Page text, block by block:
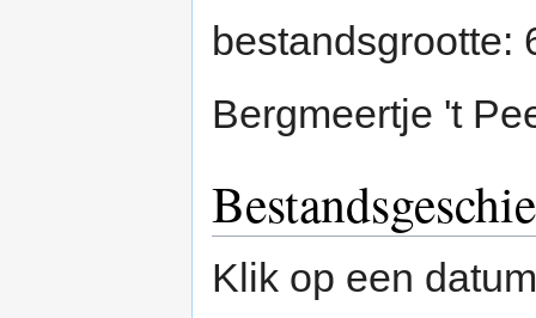
bestandsgrootte:
Bergmeertje 't
Klik op een